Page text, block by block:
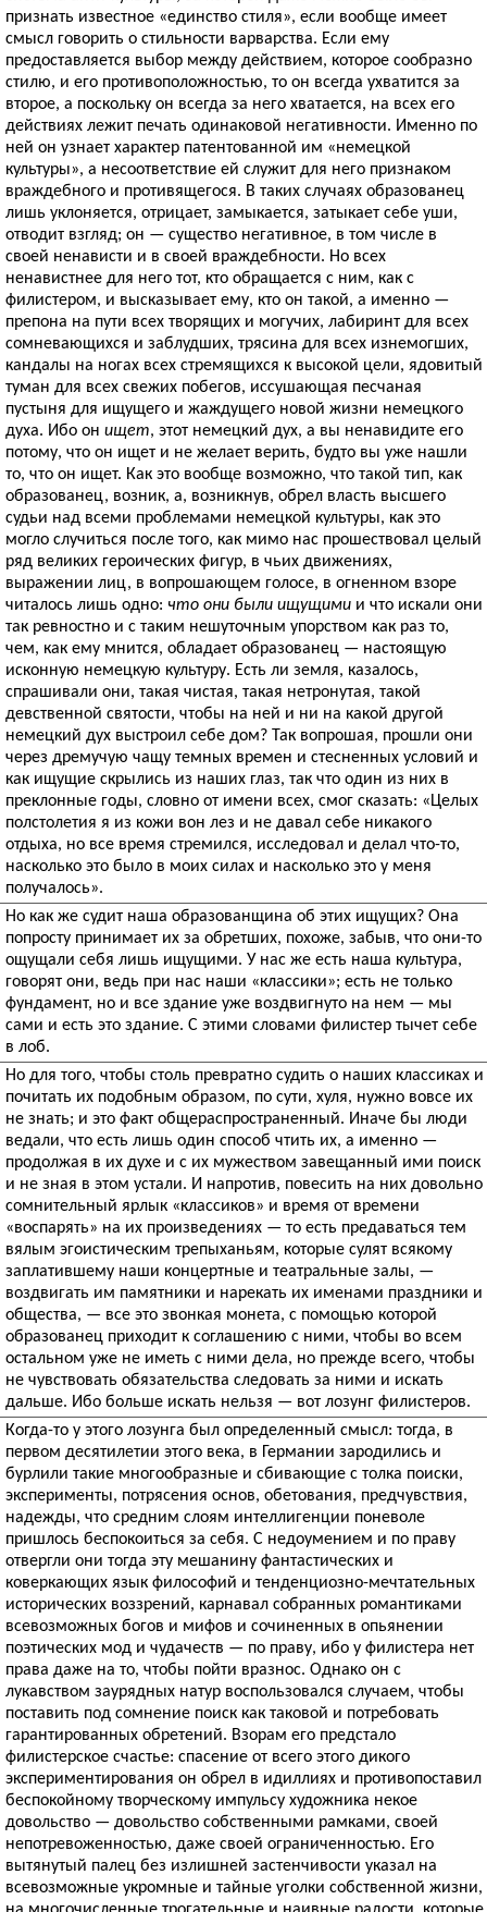
признать известное «единство стиля», если вообще имеет
смысл говорить о стильности варварства. Если ему
предоставляется выбор между действием, которое сообразно
стилю, и его противоположностью, то он всегда ухватится за
второе, а поскольку он всегда за него хватается, на всех его
действиях лежит печать одинаковой негативности. Именно по
ней он узнает характер патентованной им «немецкой
культуры», а несоответствие ей служит для него признаком
враждебного и противящегося. В таких случаях образованец
лишь уклоняется, отрицает, замыкается, затыкает себе уши,
отводит взгляд; он — существо негативное, в том числе в
своей ненависти и в своей враждебности. Но всех
ненавистнее для него тот, кто обращается с ним, как с
филистером, и высказывает ему, кто он такой, а именно —
препона на пути всех творящих и могучих, лабиринт для всех
сомневающихся и заблудших, трясина для всех изнемогших,
кандалы на ногах всех стремящихся к высокой цели, ядовитый
туман для всех свежих побегов, иссушающая песчаная
пустыня для ищущего и жаждущего новой жизни немецкого
духа. Ибо он ищет, этот немецкий дух, а вы ненавидите его
потому, что он ищет и не желает верить, будто вы уже нашли
то, что он ищет. Как это вообще возможно, что такой тип, как
образованец, возник, а, возникнув, обрел власть высшего
судьи над всеми проблемами немецкой культуры, как это
могло случиться после того, как мимо нас прошествовал целый
ряд великих героических фигур, в чьих движениях,
выражении лиц, в вопрошающем голосе, в огненном взоре
читалось лишь одно: что они были ищущими и что искали они
так ревностно и с таким нешуточным упорством как раз то,
чем, как ему мнится, обладает образованец — настоящую
исконную немецкую культуру. Есть ли земля, казалось,
спрашивали они, такая чистая, такая нетронутая, такой
девственной святости, чтобы на ней и ни на какой другой
немецкий дух выстроил себе дом? Так вопрошая, прошли они
через дремучую чащу темных времен и стесненных условий и
как ищущие скрылись из наших глаз, так что один из них в
преклонные годы, словно от имени всех, смог сказать: «Целых
полстолетия я из кожи вон лез и не давал себе никакого
отдыха, но все время стремился, исследовал и делал что-то,
насколько это было в моих силах и насколько это у меня
получалось».
Но как же судит наша образованщина об этих ищущих? Она
попросту принимает их за обретших, похоже, забыв, что они-то
ощущали себя лишь ищущими. У нас же есть наша культура,
говорят они, ведь при нас наши «классики»; есть не только
фундамент, но и все здание уже воздвигнуто на нем — мы
сами и есть это здание. С этими словами филистер тычет себе
в лоб.
Но для того, чтобы столь превратно судить о наших классиках и
почитать их подобным образом, по сути, хуля, нужно вовсе их
не знать; и это факт общераспространенный. Иначе бы люди
ведали, что есть лишь один способ чтить их, а именно —
продолжая в их духе и с их мужеством завещанный ими поиск
и не зная в этом устали. И напротив, повесить на них довольно
сомнительный ярлык «классиков» и время от времени
«воспарять» на их произведениях — то есть предаваться тем
вялым эгоистическим трепыханьям, которые сулят всякому
заплатившему наши концертные и театральные залы, —
воздвигать им памятники и нарекать их именами праздники и
общества, — все это звонкая монета, с помощью которой
образованец приходит к соглашению с ними, чтобы во всем
остальном уже не иметь с ними дела, но прежде всего, чтобы
не чувствовать обязательства следовать за ними и искать
дальше. Ибо больше искать нельзя — вот лозунг филистеров.
Когда-то у этого лозунга был определенный смысл: тогда, в
первом десятилетии этого века, в Германии зародились и
бурлили такие многообразные и сбивающие с толка поиски,
эксперименты, потрясения основ, обетования, предчувствия,
надежды, что средним слоям интеллигенции поневоле
пришлось беспокоиться за себя. С недоумением и по праву
отвергли они тогда эту мешанину фантастических и
коверкающих язык философий и тенденциозно-мечтательных
исторических воззрений, карнавал собранных романтиками
всевозможных богов и мифов и сочиненных в опьянении
поэтических мод и чудачеств — по праву, ибо у филистера нет
права даже на то, чтобы пойти вразнос. Однако он с
лукавством заурядных натур воспользовался случаем, чтобы
поставить под сомнение поиск как таковой и потребовать
гарантированных обретений. Взорам его предстало
филистерское счастье: спасение от всего этого дикого
экспериментирования он обрел в идиллиях и противопоставил
беспокойному творческому импульсу художника некое
довольство — довольство собственными рамками, своей
непотревоженностью, даже своей ограниченностью. Его
вытянутый палец без излишней застенчивости указал на
всевозможные укромные и тайные уголки собственной жизни,